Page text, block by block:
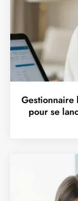
Gestionnaire
pour se